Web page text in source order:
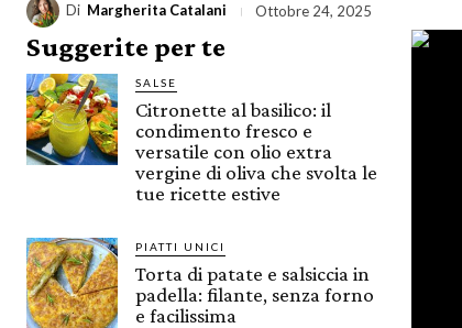
Di Margherita Catalani Ottobre 24, 2025
Suggerite per te
SALSE
Citronette al basilico: il
condimento fresco e
versatile con olio extra
vergine di oliva che svolta le
tue ricette estive
PIATTI UNICI
Torta di patate e salsiccia in
padella: filante, senza forno
e facilissima